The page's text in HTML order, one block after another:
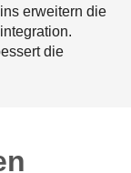
erweitern die
die